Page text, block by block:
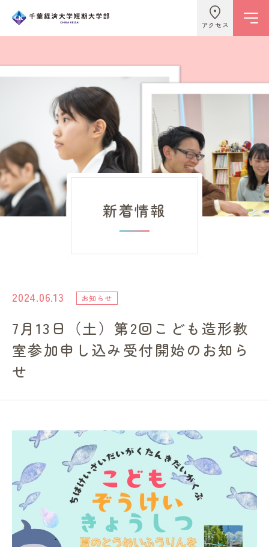
アクセス
学校情報
ビジネスライフ学科
こども学科
キャンパスライフ
進路・就職情報
レンガ棟について
受験生のみなさまへ
高校の先生方へ
地域・一般の方へ
企業・園・施設の方へ
新着情報
2024.06.13 お知らせ
7月13日（土）第2回こども造形教
室参加申し込み受付開始のお知ら
せ